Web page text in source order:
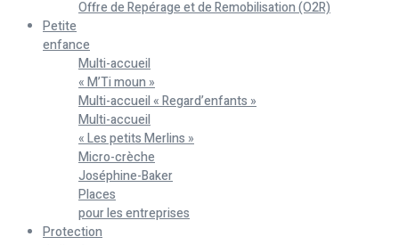
Offre de Repérage et de Remobilisation (O2R)
Petite
enfance
Multi-accueil
« M’Ti moun »
Multi-accueil « Regard’enfants »
Multi-accueil
« Les petits Merlins »
Micro-crèche
Joséphine-Baker
Places
pour les entreprises
Protection